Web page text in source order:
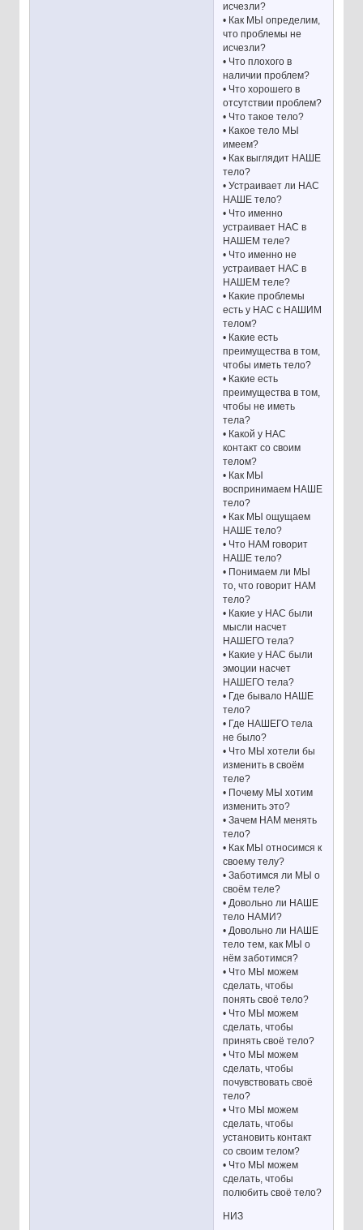
исчезли?
• Как МЫ определим,
что проблемы не
исчезли?
• Что плохого в
наличии проблем?
• Что хорошего в
отсутствии проблем?
• Что такое тело?
• Какое тело МЫ
имеем?
• Как выглядит НАШЕ
тело?
• Устраивает ли НАС
НАШЕ тело?
• Что именно
устраивает НАС в
НАШЕМ теле?
• Что именно не
устраивает НАС в
НАШЕМ теле?
• Какие проблемы
есть у НАС с НАШИМ
телом?
• Какие есть
преимущества в том,
чтобы иметь тело?
• Какие есть
преимущества в том,
чтобы не иметь
тела?
• Какой у НАС
контакт со своим
телом?
• Как МЫ
воспринимаем НАШЕ
тело?
• Как МЫ ощущаем
НАШЕ тело?
• Что НАМ говорит
НАШЕ тело?
• Понимаем ли МЫ
то, что говорит НАМ
тело?
• Какие у НАС были
мысли насчет
НАШЕГО тела?
• Какие у НАС были
эмоции насчет
НАШЕГО тела?
• Где бывало НАШЕ
тело?
• Где НАШЕГО тела
не было?
• Что МЫ хотели бы
изменить в своём
теле?
• Почему МЫ хотим
изменить это?
• Зачем НАМ менять
тело?
• Как МЫ относимся к
своему телу?
• Заботимся ли МЫ о
своём теле?
• Довольно ли НАШЕ
тело НАМИ?
• Довольно ли НАШЕ
тело тем, как МЫ о
нём заботимся?
• Что МЫ можем
сделать, чтобы
понять своё тело?
• Что МЫ можем
сделать, чтобы
принять своё тело?
• Что МЫ можем
сделать, чтобы
почувствовать своё
тело?
• Что МЫ можем
сделать, чтобы
установить контакт
со своим телом?
• Что МЫ можем
сделать, чтобы
полюбить своё тело?
НИЗ